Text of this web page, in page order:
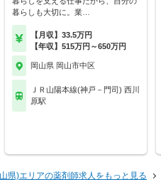
暮らしも大切に。業…
【月収】33.5万円
【年収】515万円～650万円
岡山県 岡山市中区
ＪＲ山陽本線(神戸－門司) 西川
原駅
県)エリアの薬剤師求人をもっと見る